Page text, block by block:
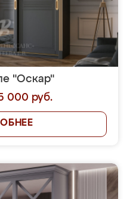
"Оскар"
000 руб.